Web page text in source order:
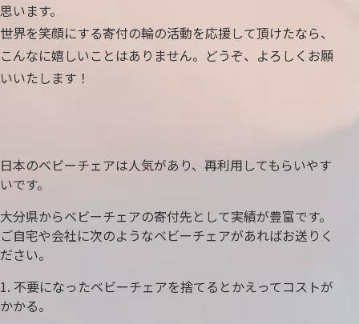
思います。
世界を笑顔にする寄付の輪の活動を応援して頂けたなら、
こんなに嬉しいことはありません。どうぞ、よろしくお願
いいたします！
日本のベビーチェアは人気があり、再利用してもらいやす
いです。
大分県からベビーチェアの寄付先として実績が豊富です。
ご自宅や会社に次のようなベビーチェアがあればお送りく
ださい。
不要になったベビーチェアを捨てるとかえってコストが
かかる。